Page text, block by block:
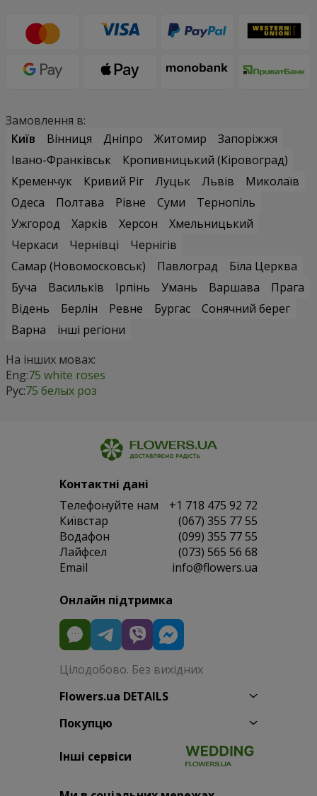
Замовлення в:
Київ
Вінниця Дніпро Житомир
Запоріжжя
Івано-Франківськ
Кропивницький (Кіровоград)
Кременчук
Кривий Ріг Луцьк Львів
Миколаїв
Одеса
Полтава Рівне Суми
Тернопіль
Ужгород
Харків Херсон
Хмельницький
Черкаси
Чернівці
Чернігів
Самар (Новомосковськ)
Павлоград
Біла Церква
Буча
Васильків Ірпінь Умань Варшава
Прага
Відень
Берлін Ревне Бургас
Сонячний берег
Варна
інші регіони
На інших мовах:
Eng:75 white roses
Рус:75 белых роз
Контактні дані
Телефонуйте нам
+1 718 475 92 72
Київстар
(067) 355 77 55
Водафон
(099) 355 77 55
Лайфсел
(073) 565 56 68
Email
info@flowers.ua
Онлайн підтримка
Цілодобово. Без вихідних
Flowers.ua DETAILS
Покупцю
Інші сервіси